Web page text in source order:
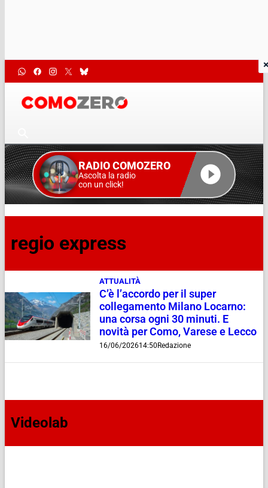
RADIO COMOZERO
Ascolta la radio
con un click!
regio express
ATTUALITÀ
C’è l’accordo per il super
collegamento Milano Locarno:
una corsa ogni 30 minuti. E
novità per Como, Varese e Lecco
16/06/202614:50Redazione
Videolab